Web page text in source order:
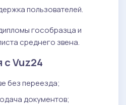
пользователей.
гособразца и
среднего звена.
Vuz24
без переезда;
документов;